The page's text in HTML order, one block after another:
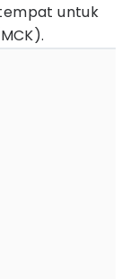
untuk